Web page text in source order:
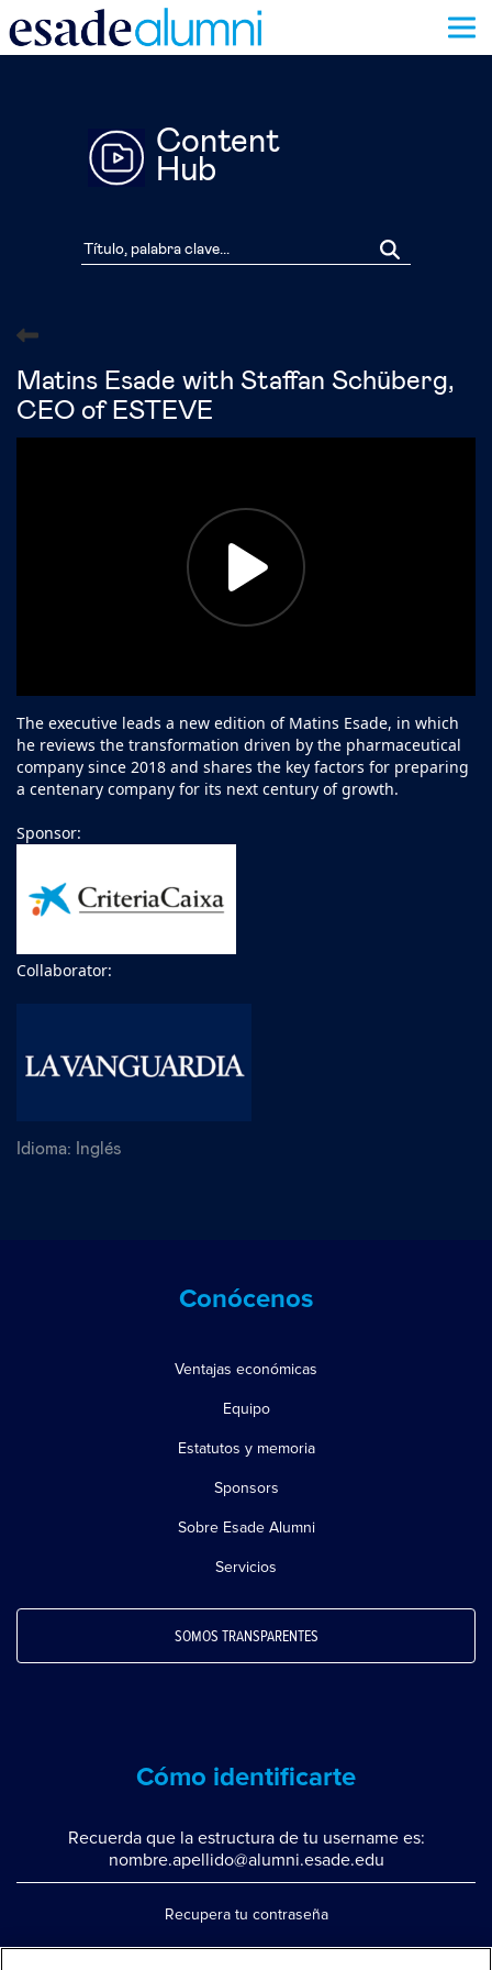
Content
Hub
Matins Esade with Staffan Schüberg,
CEO of ESTEVE
The executive leads a new edition of Matins Esade, in which
he reviews the transformation driven by the pharmaceutical
company since 2018 and shares the key factors for preparing
a centenary company for its next century of growth.
Sponsor:
Collaborator:
Idioma: Inglés
Conócenos
Ventajas económicas
Equipo
Estatutos y memoria
Sponsors
Sobre Esade Alumni
Servicios
SOMOS TRANSPARENTES
Cómo identificarte
Recuerda que la estructura de tu username es:
nombre.apellido@alumni.esade.edu
Recupera tu contraseña
Configura la doble autenticación